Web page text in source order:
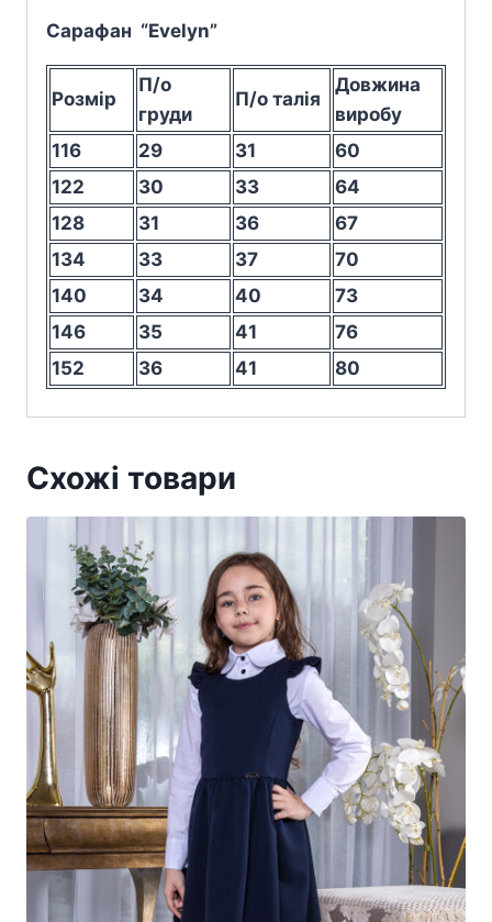
Сарафан “Evelyn”
Розмір
П/о
груди
П/о талія
Довжина
виробу
116
29 31
60
122
30 33
64
128
31 36
67
134
33 37
70
140
34 40
73
146
35 41
76
152
36 41 80
Схожі товари